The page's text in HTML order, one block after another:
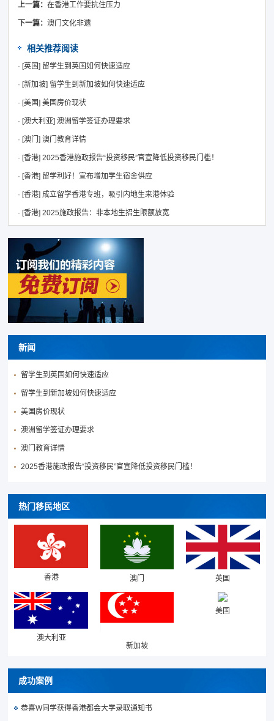
上一篇：在香港工作要抗住压力
下一篇：澳门文化非遗
相关推荐阅读
· [英国] 留学生到英国如何快速适应
· [新加坡] 留学生到新加坡如何快速适应
· [美国] 美国房价现状
· [澳大利亚] 澳洲留学签证办理要求
· [澳门] 澳门教育详情
· [香港] 2025香港施政报告“投资移民”官宣降低投资移民门槛！
· [香港] 留学利好！宣布增加学生宿舍供应
· [香港] 成立留学香港专班，吸引内地生来港体验
· [香港] 2025施政报告：非本地生招生限额放宽
新闻
留学生到英国如何快速适应
留学生到新加坡如何快速适应
美国房价现状
澳洲留学签证办理要求
澳门教育详情
2025香港施政报告“投资移民”官宣降低投资移民门槛！
热门移民地区
香港 澳门 英国
澳大利亚
新加坡
美国
成功案例
恭喜W同学获得香港都会大学录取通知书